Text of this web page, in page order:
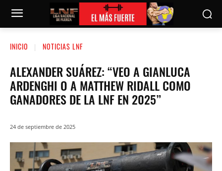
INICIO NOTICIAS LNF
ALEXANDER SUÁREZ: “VEO A GIANLUCA
ARDENGHI O A MATTHEW RIDALL COMO
GANADORES DE LA LNF EN 2025”
24 de septiembre de 2025